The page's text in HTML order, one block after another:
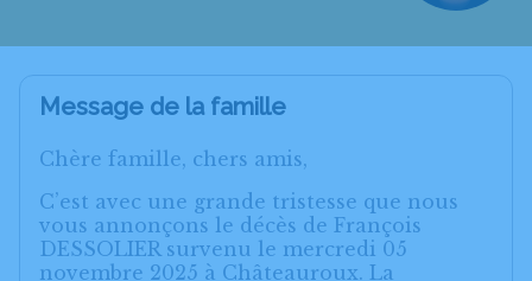
Message de la famille
Chère famille, chers amis,
C’est avec une grande tristesse que nous
vous annonçons le décès de François
DESSOLIER survenu le mercredi 05
novembre 2025 à Châteauroux. La